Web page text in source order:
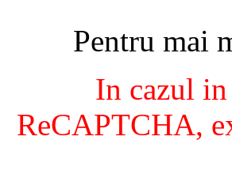
Pentru mai
In cazul
ReCAPTCHA,